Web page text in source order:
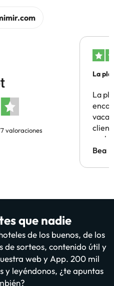
valoraciones
La
La
Bea
que nadie
de los buenos, de los
de sorteos, contenido útil y
web y App. 200 mil
y leyéndonos, ¿te apuntas